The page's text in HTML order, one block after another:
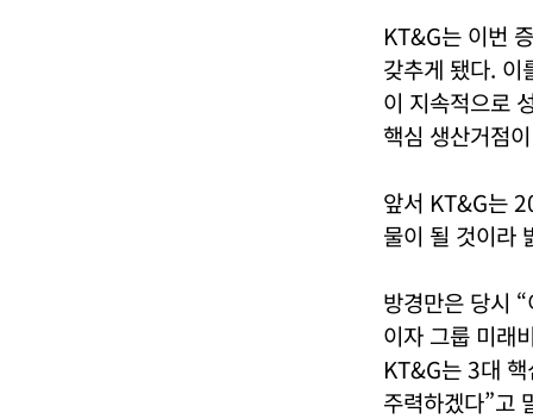
KT&G는 이번
갖추게 됐다.
이 지속적으로
핵심 생산거점
앞서 KT&G는
물이 될 것이라
방경만은 당시
이자 그룹 미래
KT&G는 3대
주력하겠다”고